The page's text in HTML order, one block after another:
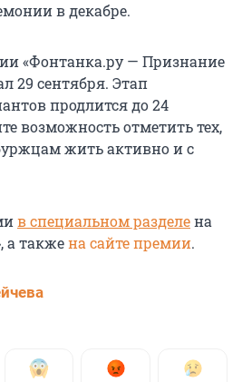
в декабре.
«Фонтанка.ру — Признание
29 сентября. Этап
продлится до 24
возможность отметить тех,
жить активно и с
в специальном разделена
а такжена сайте премии.